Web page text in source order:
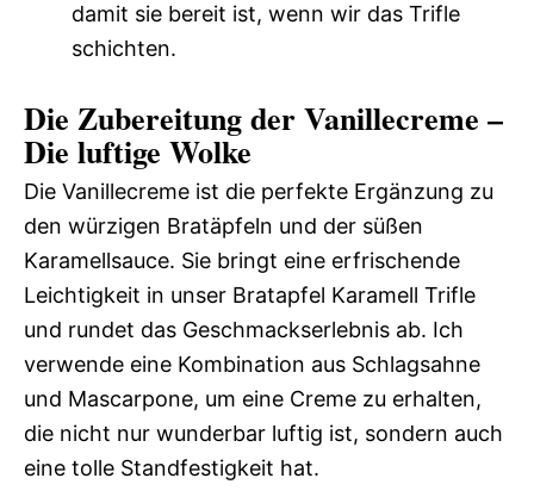
damit sie bereit ist, wenn wir das Trifle
schichten.
Die Zubereitung der Vanillecreme –
Die luftige Wolke
Die Vanillecreme ist die perfekte Ergänzung zu
den würzigen Bratäpfeln und der süßen
Karamellsauce. Sie bringt eine erfrischende
Leichtigkeit in unser Bratapfel Karamell Trifle
und rundet das Geschmackserlebnis ab. Ich
verwende eine Kombination aus Schlagsahne
und Mascarpone, um eine Creme zu erhalten,
die nicht nur wunderbar luftig ist, sondern auch
eine tolle Standfestigkeit hat.